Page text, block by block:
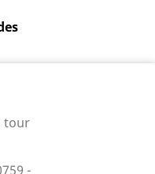
tour
-